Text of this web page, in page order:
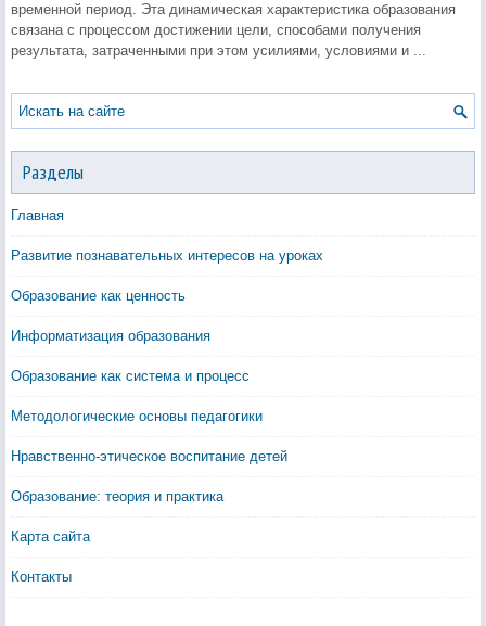
временной период. Эта динамическая характеристика образования
связана с процессом достижении цели, способами получения
результата, затраченными при этом усилиями, условиями и ...
Разделы
Главная
Развитие познавательных интересов на уроках
Образование как ценность
Информатизация образования
Образование как система и процесс
Методологические основы педагогики
Нравственно-этическое воспитание детей
Образование: теория и практика
Карта сайта
Контакты